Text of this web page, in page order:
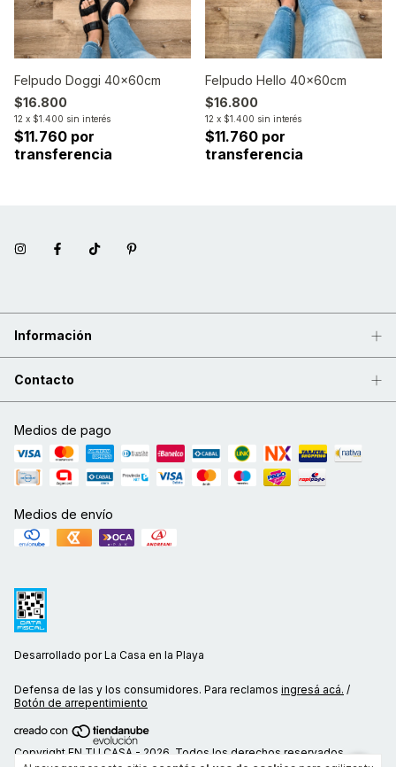
Felpudo Doggi 40x60cm
$16.800
12 x $1.400 sin interés
$11.760 por
transferencia
Felpudo Hello 40x60cm
$16.800
12 x $1.400 sin interés
$11.760 por
transferencia
Información
Contacto
Medios de pago
Medios de envío
Desarrollado por La Casa en la Playa
Defensa de las y los consumidores. Para reclamos ingresá acá. /
Botón de arrepentimiento
Copyright EN TU CASA - 2026. Todos los derechos reservados.